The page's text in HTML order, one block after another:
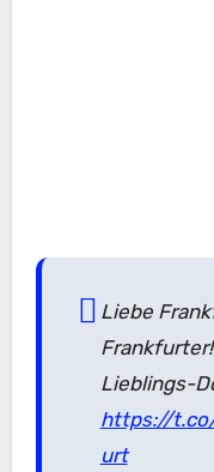
Liebe
Lieblings-
https://
urt